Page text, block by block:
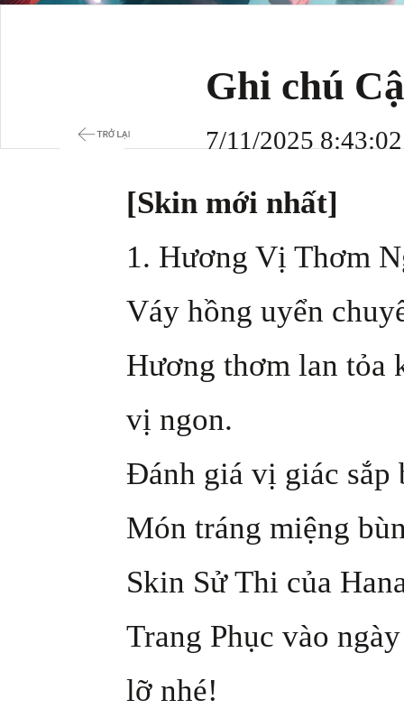
Ghi chú
7/11/2025
[Skin mới nhất]
1. Hương Vị Thơm
Váy hồng uyển
Hương thơm lan tỏa
vị ngon.
Đánh giá vị giác sắp
Món tráng miệng
Skin Sử Thi của
Trang Phục vào
lỡ nhé!